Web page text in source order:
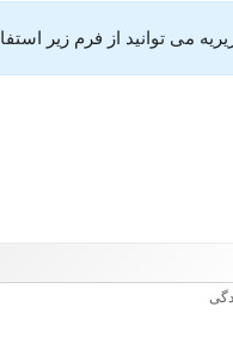
می توانید از فرم زیر